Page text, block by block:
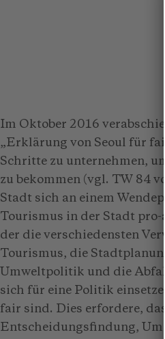
Im Oktober 2016
„Erklärung von Seoul für
Schritte zu unternehmen,
zu bekommen (vgl. TW 84
Stadt sich an einem
Tourismus in der Stadt pro-
der die verschiedensten
Tourismus, die
Umweltpolitik und die
sich für eine Politik
fair sind. Dies erfordere,
Entscheidungsfindung,